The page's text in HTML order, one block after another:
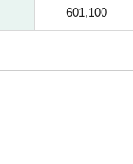
601,100